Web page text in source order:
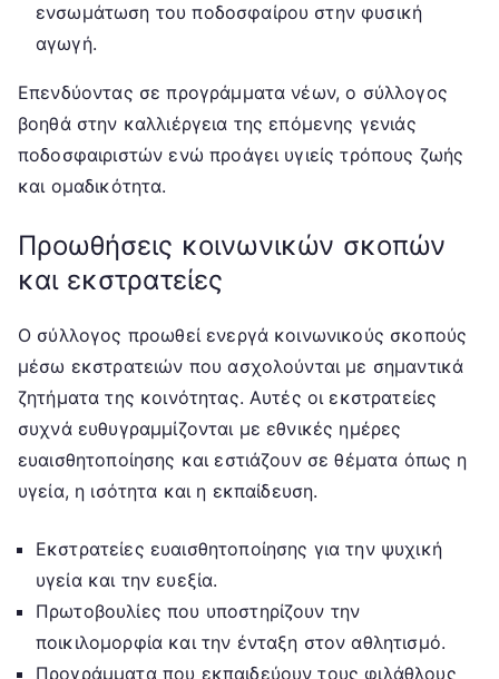
ενσωμάτωση του ποδοσφαίρου στην φυσική
αγωγή.
Επενδύοντας σε προγράμματα νέων, ο σύλλογος
βοηθά στην καλλιέργεια της επόμενης γενιάς
ποδοσφαιριστών ενώ προάγει υγιείς τρόπους ζωής
και ομαδικότητα.
Προωθήσεις κοινωνικών σκοπών
και εκστρατείες
Ο σύλλογος προωθεί ενεργά κοινωνικούς σκοπούς
μέσω εκστρατειών που ασχολούνται με σημαντικά
ζητήματα της κοινότητας. Αυτές οι εκστρατείες
συχνά ευθυγραμμίζονται με εθνικές ημέρες
ευαισθητοποίησης και εστιάζουν σε θέματα όπως η
υγεία, η ισότητα και η εκπαίδευση.
Εκστρατείες ευαισθητοποίησης για την ψυχική
υγεία και την ευεξία.
Πρωτοβουλίες που υποστηρίζουν την
ποικιλομορφία και την ένταξη στον αθλητισμό.
Προγράμματα που εκπαιδεύουν τους φιλάθλους